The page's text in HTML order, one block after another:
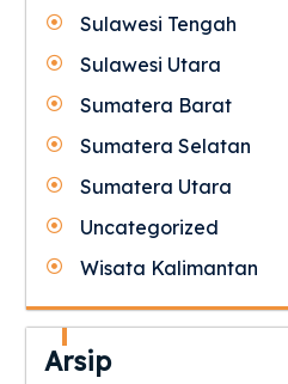
Sulawesi Tengah
Sulawesi Utara
Sumatera Barat
Sumatera Selatan
Sumatera Utara
Uncategorized
Wisata Kalimantan
Arsip